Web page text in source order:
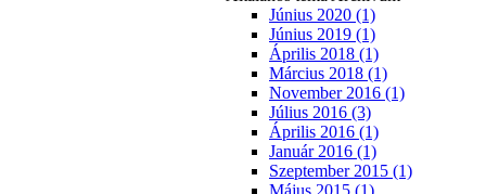
Június 2020 (1)
Június 2019 (1)
Április 2018 (1)
Március 2018 (1)
November 2016 (1)
Július 2016 (3)
Április 2016 (1)
Január 2016 (1)
Szeptember 2015 (1)
Május 2015 (1)